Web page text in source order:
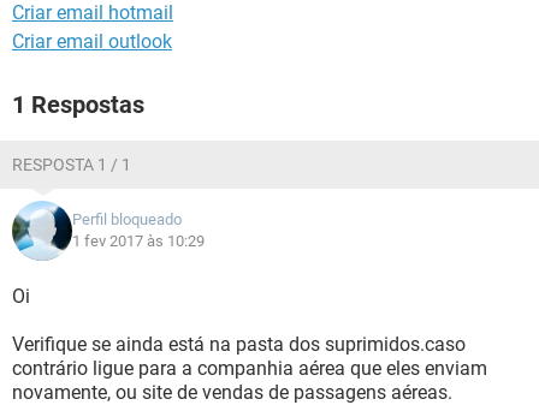
Criar email hotmail
Criar email outlook
1 Respostas
RESPOSTA 1 / 1
Perfil bloqueado
1 fev 2017 às 10:29
Oi
Verifique se ainda está na pasta dos suprimidos.caso
contrário ligue para a companhia aérea que eles enviam
novamente, ou site de vendas de passagens aéreas.